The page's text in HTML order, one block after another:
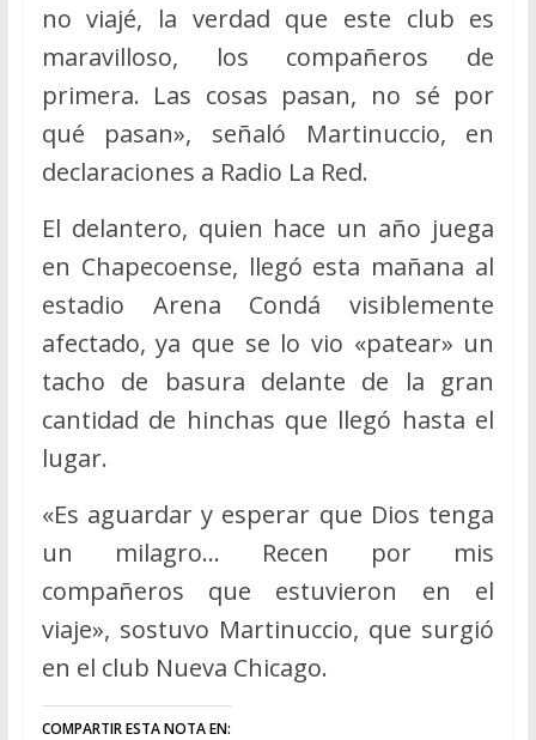
no viajé, la verdad que este club es
maravilloso, los compañeros de
primera. Las cosas pasan, no sé por
qué pasan», señaló Martinuccio, en
declaraciones a Radio La Red.
El delantero, quien hace un año juega
en Chapecoense, llegó esta mañana al
estadio Arena Condá visiblemente
afectado, ya que se lo vio «patear» un
tacho de basura delante de la gran
cantidad de hinchas que llegó hasta el
lugar.
«Es aguardar y esperar que Dios tenga
un milagro… Recen por mis
compañeros que estuvieron en el
viaje», sostuvo Martinuccio, que surgió
en el club Nueva Chicago.
COMPARTIR ESTA NOTA EN: